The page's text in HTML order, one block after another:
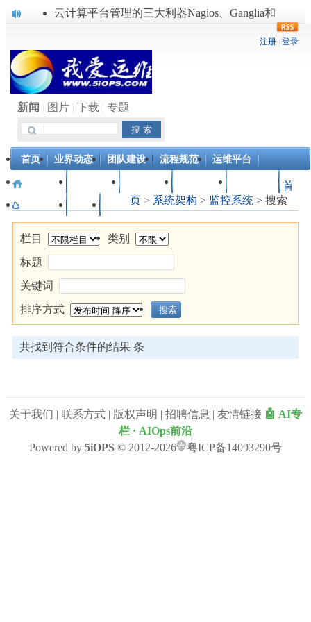
云计算平台管理的三大利器Nagios、Ganglia和
服务器遭黑客入侵导致网络流量异常的排查分析
复杂网络架构导致的诡异网络问题排查分享
Percona Playback 0.3 development release
使用jmx client监控activemq
Hive查询OOM分析
浅解Facebook的服务器架构
一淘网后面的技术与架构
实现多个无线AP桥接，扩大家庭WIFI覆盖
|
AI专栏
Linux下系统或服务排障的最佳实践
新闻 | 图片 | 下载 | 专题
首页 业界动态 团队建设 流程规范 运维平台
系统架构 运维技术 故障排查 QOS保障
运维人才 下载
首
页 > 系统架构 > 监控系统 > 搜索
栏目
类别
标题
关键词
排序方式
共找到符合条件的结果 条
关于我们 | 联系方式 | 版权声明 | 招聘信息 | 友情链接 🤖 AI专
栏 · AIOps前沿
Powered by 5iOPS © 2012-2026 粤ICP备14093290号